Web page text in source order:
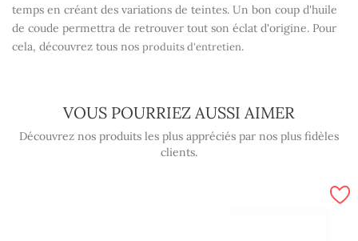
temps en créant des variations de teintes. Un bon coup d'huile
de coude permettra de retrouver tout son éclat d'origine. Pour
cela, découvrez tous nos produits d'entretien.
VOUS POURRIEZ AUSSI AIMER
Découvrez nos produits les plus appréciés par nos plus fidèles
clients.